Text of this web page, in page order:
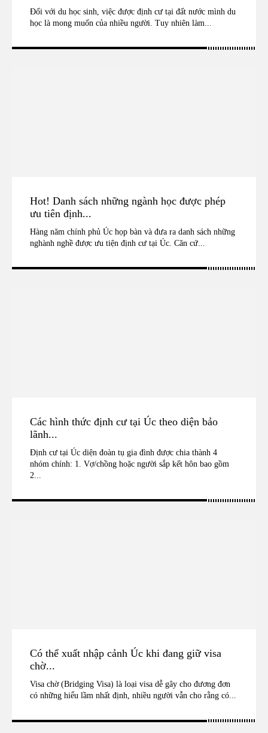
Đối với du học sinh, việc được định cư tại đất nước mình du
học là mong muốn của nhiều người. Tuy nhiên làm...
Hot! Danh sách những ngành học được phép
ưu tiên định...
Hàng năm chính phủ Úc họp bàn và đưa ra danh sách những
nghành nghề được ưu tiện định cư tại Úc. Căn cứ...
Các hình thức định cư tại Úc theo diện bảo
lãnh...
Định cư tại Úc diện đoàn tụ gia đình được chia thành 4
nhóm chính: 1. Vợ/chồng hoặc người sắp kết hôn bao gồm
2...
Có thể xuất nhập cảnh Úc khi đang giữ visa
chờ...
Visa chờ (Bridging Visa) là loại visa dễ gây cho đương đơn
có những hiểu lầm nhất định, nhiều người vẫn cho rằng có...